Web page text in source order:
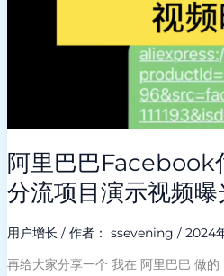
阿里巴巴Facebook
分流项目演示视频曝
用户增长 / 作者： ssevening / 2024
再给大家分享一个 我在 阿里巴巴 做
示
视
频
曝
光